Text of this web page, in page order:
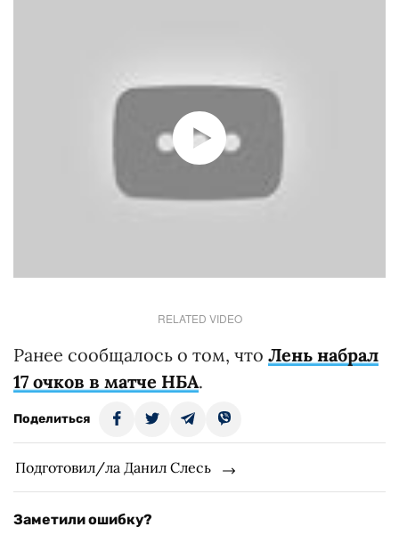
RELATED VIDEO
Ранее сообщалось о том, что Лень набрал
17 очков в матче НБА.
Поделиться
Подготовил/ла Данил Слесь
Заметили ошибку?